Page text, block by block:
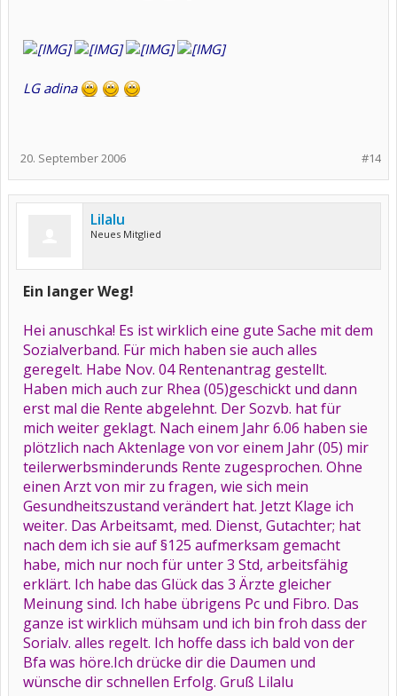
LG adina
#14
20. September 2006
Lilalu
Neues Mitglied
Ein langer Weg!
Hei anuschka! Es ist wirklich eine gute Sache mit dem
Sozialverband. Für mich haben sie auch alles
geregelt. Habe Nov. 04 Rentenantrag gestellt.
Haben mich auch zur Rhea (05)geschickt und dann
erst mal die Rente abgelehnt. Der Sozvb. hat für
mich weiter geklagt. Nach einem Jahr 6.06 haben sie
plötzlich nach Aktenlage von vor einem Jahr (05) mir
teilerwerbsminderunds Rente zugesprochen. Ohne
einen Arzt von mir zu fragen, wie sich mein
Gesundheitszustand verändert hat. Jetzt Klage ich
weiter. Das Arbeitsamt, med. Dienst, Gutachter; hat
nach dem ich sie auf §125 aufmerksam gemacht
habe, mich nur noch für unter 3 Std, arbeitsfähig
erklärt. Ich habe das Glück das 3 Ärzte gleicher
Meinung sind. Ich habe übrigens Pc und Fibro. Das
ganze ist wirklich mühsam und ich bin froh dass der
Sorialv. alles regelt. Ich hoffe dass ich bald von der
Bfa was höre.Ich drücke dir die Daumen und
wünsche dir schnellen Erfolg. Gruß Lilalu